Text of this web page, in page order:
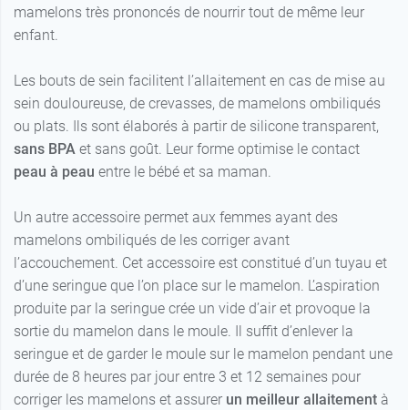
mamelons très prononcés de nourrir tout de même leur
enfant.
Les bouts de sein facilitent l’allaitement en cas de mise au
sein douloureuse, de crevasses, de mamelons ombiliqués
ou plats. Ils sont élaborés à partir de silicone transparent,
sans BPA et sans goût. Leur forme optimise le contact
peau à peau entre le bébé et sa maman.
Un autre accessoire permet aux femmes ayant des
mamelons ombiliqués de les corriger avant
l’accouchement. Cet accessoire est constitué d’un tuyau et
d’une seringue que l’on place sur le mamelon. L’aspiration
produite par la seringue crée un vide d’air et provoque la
sortie du mamelon dans le moule. Il suffit d’enlever la
seringue et de garder le moule sur le mamelon pendant une
durée de 8 heures par jour entre 3 et 12 semaines pour
corriger les mamelons et assurer un meilleur allaitement à